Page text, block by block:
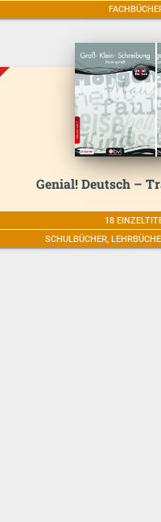
Genial! Deutsch –
18
SCHULBÜCHER,